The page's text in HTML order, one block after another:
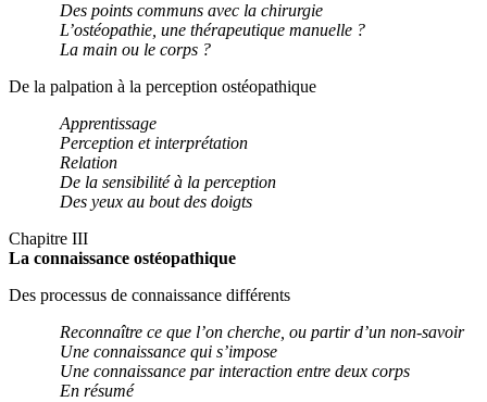
Des points communs avec la chirurgie
L’ostéopathie, une thérapeutique manuelle ?
La main ou le corps ?
De la palpation à la perception ostéopathique
Apprentissage
Perception et interprétation
Relation
De la sensibilité à la perception
Des yeux au bout des doigts
Chapitre III
La connaissance ostéopathique
Des processus de connaissance différents
Reconnaître ce que l’on cherche, ou partir d’un non-savoir
Une connaissance qui s’impose
Une connaissance par interaction entre deux corps
En résumé